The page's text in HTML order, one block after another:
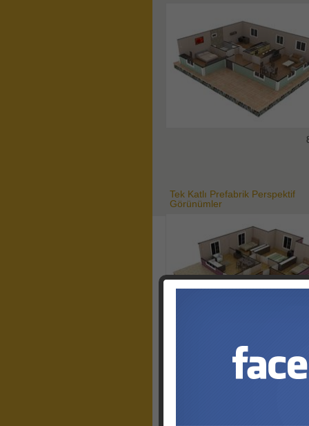
Tek Katlı Prefabrik Perspektif
Görünümler